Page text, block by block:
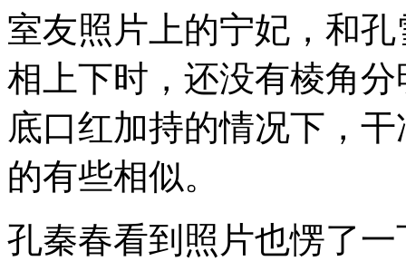
室友照片上的宁妃，和
相上下时，还没有棱角
底口红加持的情况下，
的有些相似。
孔秦春看到照片也愣了